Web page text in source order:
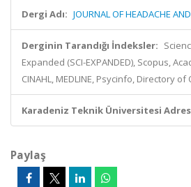
Dergi Adı: JOURNAL OF HEADACHE
Derginin Tarandığı İndeksler:
Expanded (SCI-EXPANDED), Scopus,
CINAHL, MEDLINE, Psycinfo, Directory
Karadeniz Teknik Üniversitesi
Paylaş